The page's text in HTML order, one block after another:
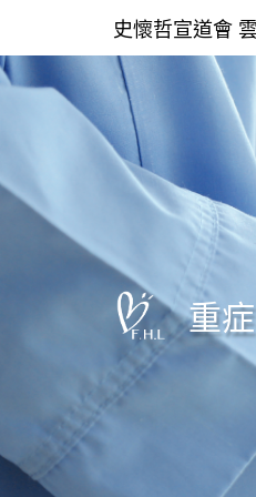
史懷哲宣道會
重